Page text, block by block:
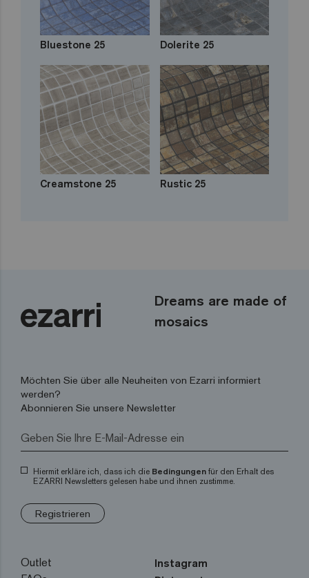
Bluestone 25 Dolerite 25
Creamstone 25 Rustic 25
Dreams are made of
mosaics
Möchten Sie über alle Neuheiten von Ezarri informiert
werden?
Abonnieren Sie unsere Newsletter
Hiermit erkläre ich, dass ich die Bedingungen für den Erhalt des
EZARRI Newsletters gelesen habe und ihnen zustimme.
Registrieren
Outlet
Instagram